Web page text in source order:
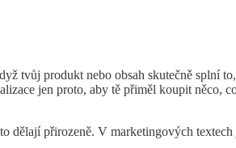
tvůj produkt nebo obsah skutečně splní
jen proto, aby tě přiměl koupit něco,
přirozeně. V marketingových textech